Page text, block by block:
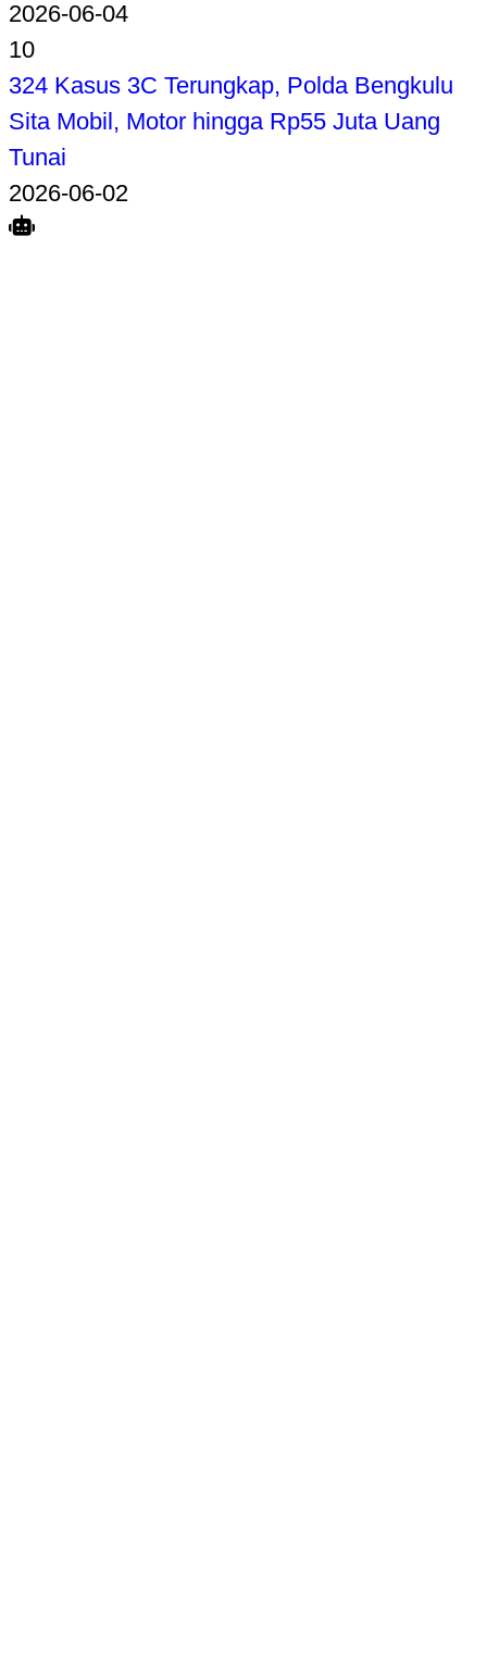
2026-06-04
10
324 Kasus 3C Terungkap, Polda Bengkulu
Sita Mobil, Motor hingga Rp55 Juta Uang
Tunai
2026-06-02